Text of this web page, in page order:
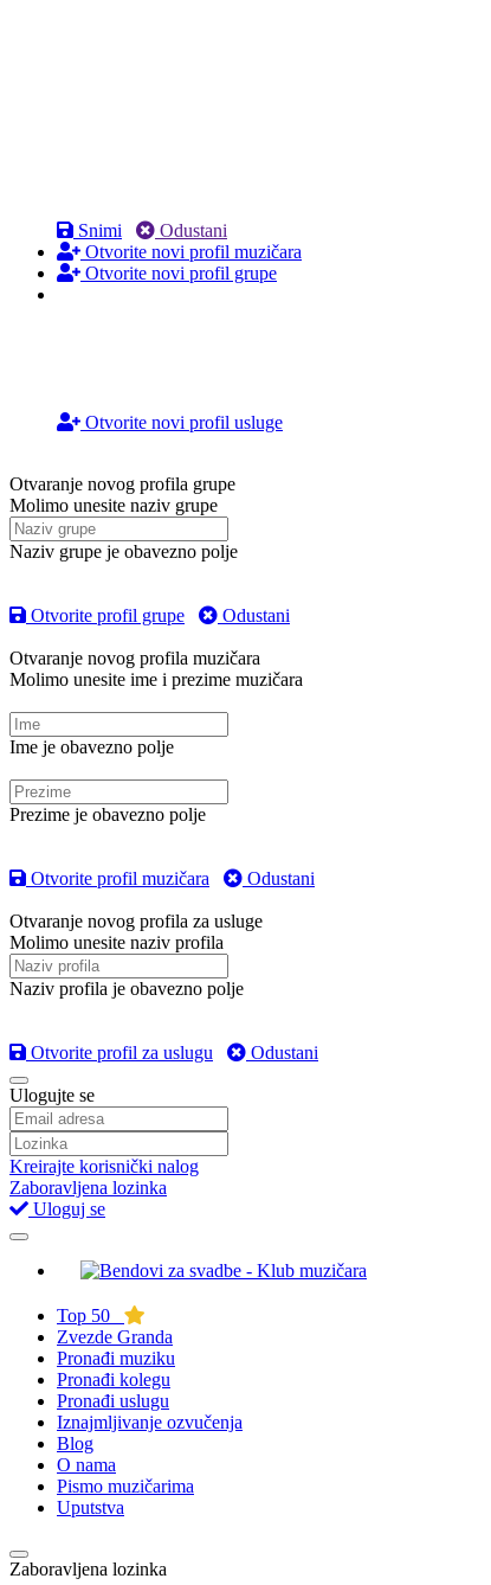
Snimi
Odustani
Otvorite novi profil muzičara
Otvorite novi profil grupe
Otvorite novi profil usluge
Otvaranje novog profila grupe
Molimo unesite naziv grupe
Naziv grupe je obavezno polje
Otvorite profil grupe Odustani
Otvaranje novog profila muzičara
Molimo unesite ime i prezime muzičara
Ime je obavezno polje
Prezime je obavezno polje
Otvorite profil muzičara Odustani
Otvaranje novog profila za usluge
Molimo unesite naziv profila
Naziv profila je obavezno polje
Otvorite profil za uslugu Odustani
Ulogujte se
Kreirajte korisnički nalog
Zaboravljena lozinka
Uloguj se
Top 50
Zvezde Granda
Pronađi muziku
Pronađi kolegu
Pronađi uslugu
Iznajmljivanje ozvučenja
Blog
O nama
Pismo muzičarima
Uputstva
Zaboravljena lozinka